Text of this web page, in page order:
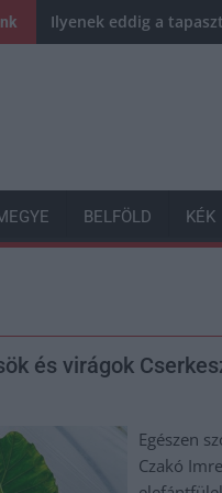
Ilyenek eddig a
BELFÖLD KÉK
és virágok
Egészen
Czakó